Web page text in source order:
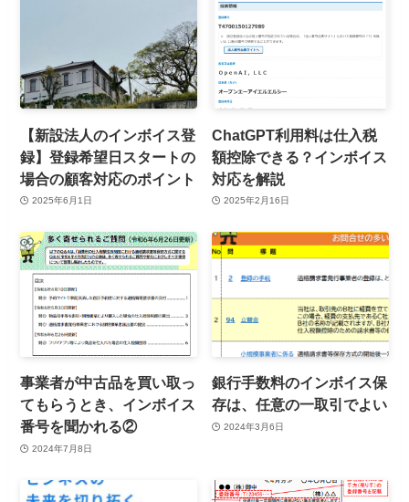
【新設法人のインボイス登
録】登録希望日スタートの
場合の顧客対応のポイント
2025年6月1日
ChatGPT利用料は仕入税
額控除できる？インボイス
対応を解説
2025年2月16日
事業者が中古品を買い取っ
てもらうとき、インボイス
番号を聞かれる②
2024年7月8日
銀行手数料のインボイス保
存は、任意の一取引でよい
2024年3月6日